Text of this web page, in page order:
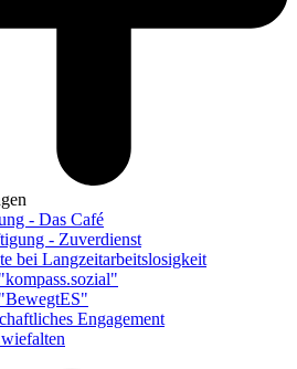
- Das Café
- Zuverdienst
bei Langzeitarbeitslosigkeit
Engagement